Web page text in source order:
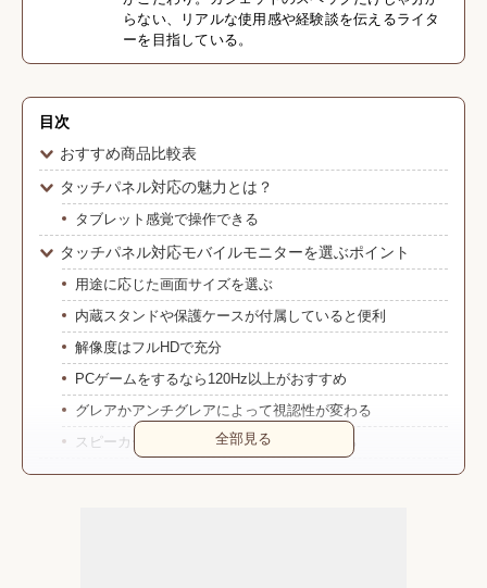
らない、リアルな使用感や経験談を伝えるライタ
ーを目指している。
目次
おすすめ商品比較表
タッチパネル対応の魅力とは？
タブレット感覚で操作できる
タッチパネル対応モバイルモニターを選ぶポイント
用途に応じた画面サイズを選ぶ
内蔵スタンドや保護ケースが付属していると便利
解像度はフルHDで充分
PCゲームをするなら120Hz以上がおすすめ
グレアかアンチグレアによって視認性が変わる
スピーカー付きなら動画やゲームを楽しめる
おすすめメーカー
全部見る